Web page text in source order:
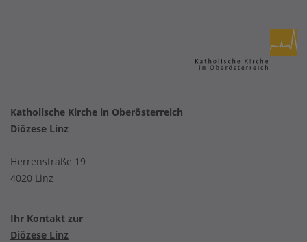
Katholische Kirche in Oberösterreich
Diözese Linz
Herrenstraße 19
4020 Linz
Ihr Kontakt zur
Diözese Linz